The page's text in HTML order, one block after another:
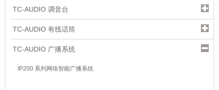
TC-AUDIO 调音台
TC-AUDIO 有线话筒
TC-AUDIO 广播系统
IP200 系列网络智能广播系统